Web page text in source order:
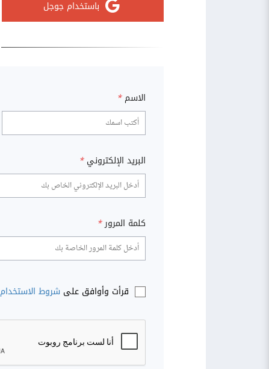
باستخدام جوجل
الاسم *
البريد الإلكتروني *
كلمة المرور*
قرأت وأوافق على شروط الاستخدام